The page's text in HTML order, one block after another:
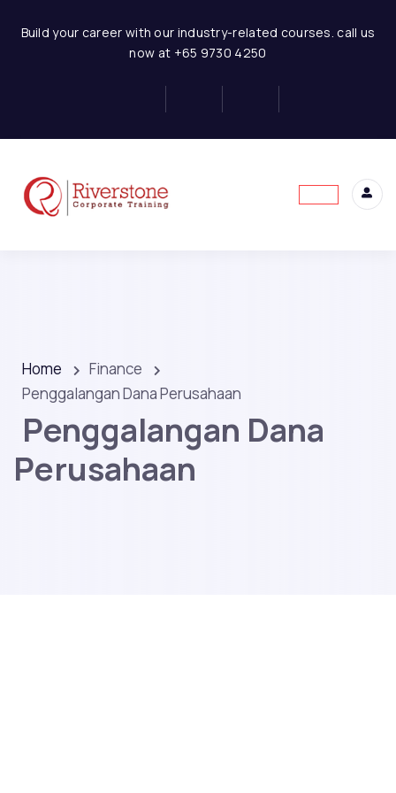
Build your career with our industry-related courses. call us
now at +65 9730 4250
Home
Finance
Penggalangan Dana Perusahaan
Penggalangan Dana
Perusahaan